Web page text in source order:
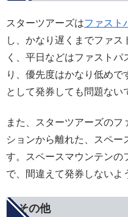
スターツアーズはファスト
し、かなり遅くまでファ
く、平日などはファスト
り、優先度はかなり低めで
として発券しても問題ない
また、スターツアーズのフ
ションから離れた、スペー
す。スペースマウンテンの
で、間違えて発券しないよ
その他